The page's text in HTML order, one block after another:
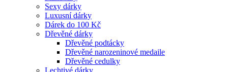
Sexy dárky
Luxusní dárky
Dárek do 100 Kč
Dřevěné dárky
Dřevěné podtácky
Dřevěné narozeninové medaile
Dřevěné cedulky
Lechtivé dárky